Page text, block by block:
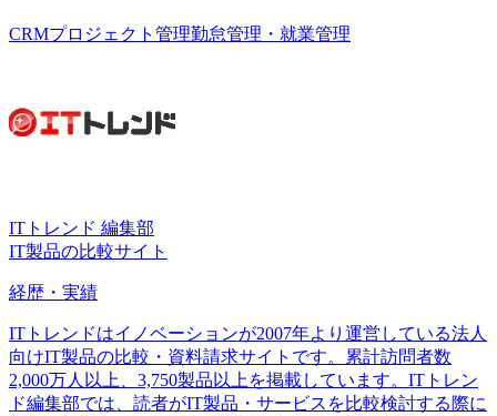
CRMプロジェクト管理勤怠管理・就業管理
ITトレンド 編集部
IT製品の比較サイト
経歴・実績
ITトレンドはイノベーションが2007年より運営している法人
向けIT製品の比較・資料請求サイトです。累計訪問者数
2,000万人以上、3,750製品以上を掲載しています。ITトレン
ド編集部では、読者がIT製品・サービスを比較検討する際に